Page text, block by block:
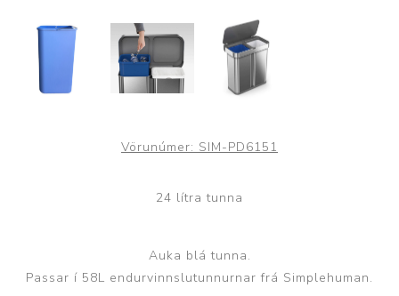
Vörunúmer: SIM-PD6151
24 lítra tunna
Auka blá tunna.
Passar í 58L endurvinnslutunnurnar frá Simplehuman.